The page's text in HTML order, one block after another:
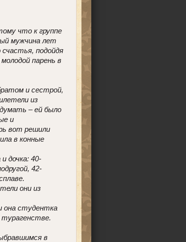
что к группе
мужчина лет
подойдя
парень в
и сестрой,
из
– ей было
и
вот решили
в конные
дочка: 40-
42-
они из
она студентка
в